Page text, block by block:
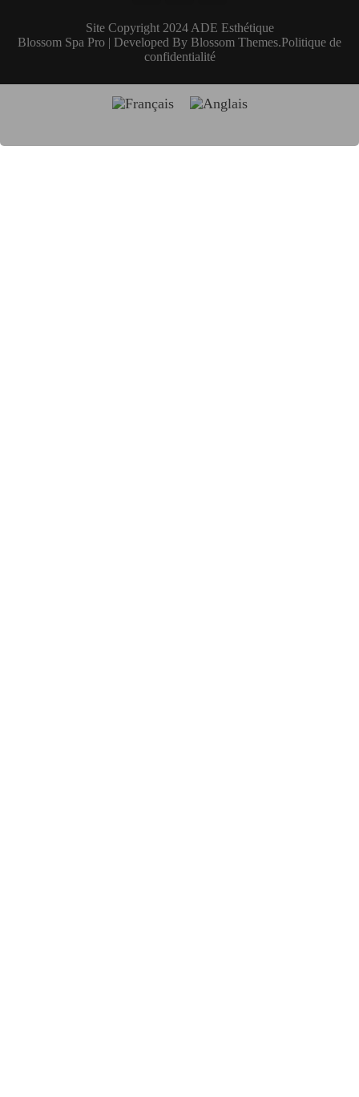
Site Copyright 2024 ADE Esthétique
Blossom Spa Pro | Developed By Blossom Themes.Politique de
confidentialité